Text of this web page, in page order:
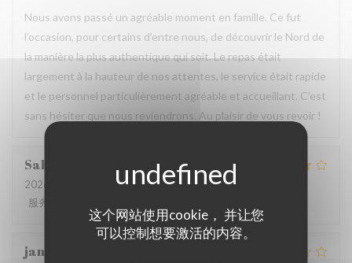
这个网站使用cookie， 并让您
可以控制想要激活的内容。
Nous avons passé un agréable moment en famille. Ce fut
l’occasion, pour certains d’entre nous, de découvrir le Nord de
la manière la plus authentique qui soit. Le repas était
largement à la hauteur de nos attentes, le service était rapide
et le personnel particulièrement agréable et accueillant. C’est
sans hésiter que nous reviendrons. Au plaisir de vous revoir !
Sabrina
2026-07-25
- 21:00 - 来宾 2
服务
jan